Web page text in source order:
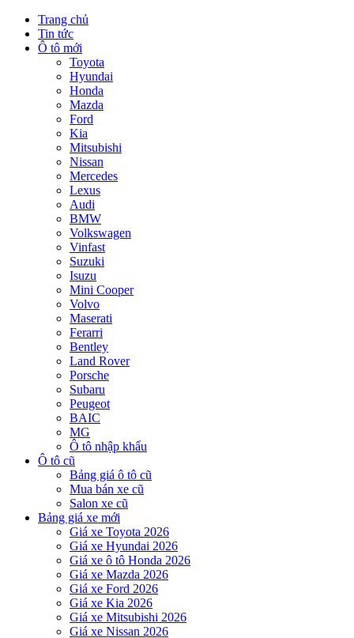
Trang chủ
Tin tức
Ô tô mới
Toyota
Hyundai
Honda
Mazda
Ford
Kia
Mitsubishi
Nissan
Mercedes
Lexus
Audi
BMW
Volkswagen
Vinfast
Suzuki
Isuzu
Mini Cooper
Volvo
Maserati
Ferarri
Bentley
Land Rover
Porsche
Subaru
Peugeot
BAIC
MG
Ô tô nhập khẩu
Ô tô cũ
Bảng giá ô tô cũ
Mua bán xe cũ
Salon xe cũ
Bảng giá xe mới
Giá xe Toyota 2026
Giá xe Hyundai 2026
Giá xe ô tô Honda 2026
Giá xe Mazda 2026
Giá xe Ford 2026
Giá xe Kia 2026
Giá xe Mitsubishi 2026
Giá xe Nissan 2026